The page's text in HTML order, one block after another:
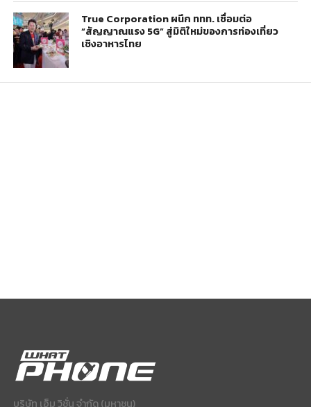
True Corporation ผนึก ททท. เชื่อมต่อ
“สัญญาณแรง 5G” สู่มิติใหม่ของการท่องเที่ยว
เชิงอาหารไทย
บริษัท เอ็ม วิชั่น จำกัด (มหาชน)